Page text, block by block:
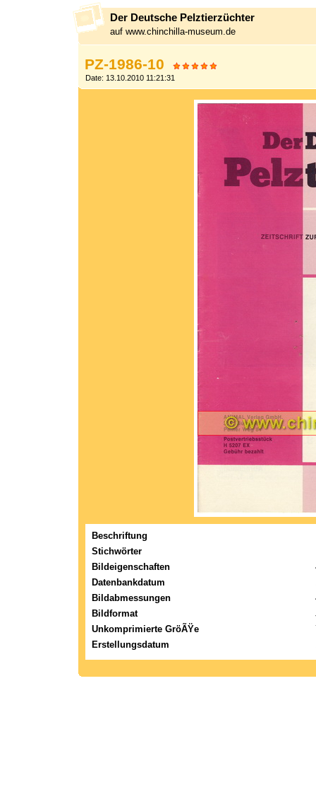
Der Deutsche Pelztierzüchter
auf www.chinchilla-museum.de
PZ-1986-10
Date: 13.10.2010 11:21:31
Beschriftung
Stichwörter
Bildeigenschaften
Datenbankdatum
Bildabmessungen
Bildformat
Unkomprimierte GröÃŸe
Erstellungsdatum